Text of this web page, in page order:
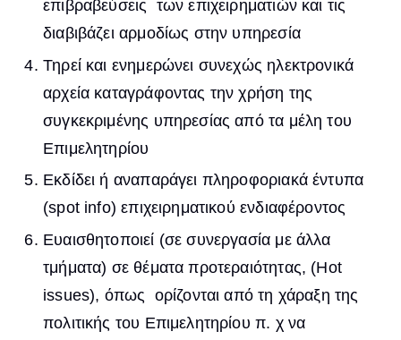
επιβραβεύσεις των επιχειρηματιών και τις
διαβιβάζει αρμοδίως στην υπηρεσία
Τηρεί και ενημερώνει συνεχώς ηλεκτρονικά
αρχεία καταγράφοντας την χρήση της
συγκεκριμένης υπηρεσίας από τα μέλη του
Επιμελητηρίου
Εκδίδει ή αναπαράγει πληροφοριακά έντυπα
(spot info) επιχειρηματικού ενδιαφέροντος
Ευαισθητοποιεί (σε συνεργασία με άλλα
τμήματα) σε θέματα προτεραιότητας, (Hot
issues), όπως ορίζονται από τη χάραξη της
πολιτικής του Επιμελητηρίου π. χ να